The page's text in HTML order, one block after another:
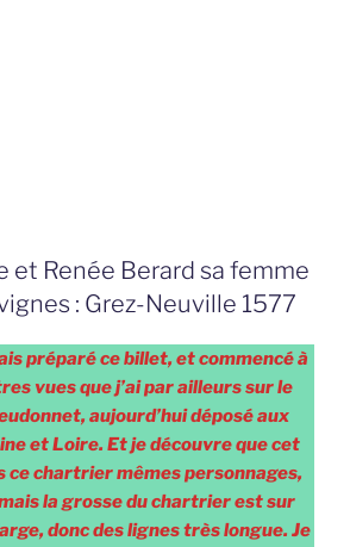
et Renée Berard sa femme
: Grez-Neuville 1577
préparé ce billet, et commencé à
vues que j’ai par ailleurs sur le
aujourd’hui déposé aux
et Loire. Et je découvre que cet
ce chartrier mêmes personnages,
la grosse du chartrier est sur
donc des lignes très longue. Je